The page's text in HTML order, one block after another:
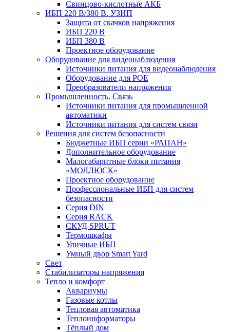
Свинцово-кислотные АКБ
ИБП 220 В/380 В. УЗИП
Защита от скачков напряжения
ИБП 220 В
ИБП 380 В
Проектное оборудование
Оборудование для видеонаблюдения
Источники питания для видеонаблюдения
Оборудование для POE
Преобразователи напряжения
Промышленность. Связь
Источники питания для промышленной
автоматики
Источники питания для систем связи
Решения для систем безопасности
Бюджетные ИБП серии «РАПАН»
Дополнительное оборудование
Малогабаритные блоки питания
«МОЛЛЮСК»
Проектное оборудование
Профессиональные ИБП для систем
безопасности
Серия DIN
Серия RACK
СКУД SPRUT
Термошкафы
Уличные ИБП
Умный двор Smart Yard
Свет
Стабилизаторы напряжения
Тепло и комфорт
Аквариумы
Газовые котлы
Тепловая автоматика
Теплоинформаторы
Тёплый дом